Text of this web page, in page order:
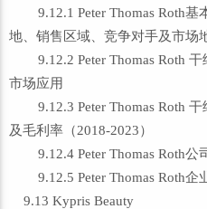
9.12.1 Peter Thomas Roth基
地、销售区域、竞争对手及市场
9.12.2 Peter Thomas Roth 干
市场应用
9.12.3 Peter Thomas Roth 干
及毛利率（2018-2023）
9.12.4 Peter Thomas Roth公
9.12.5 Peter Thomas Roth企
9.13 Kypris Beauty